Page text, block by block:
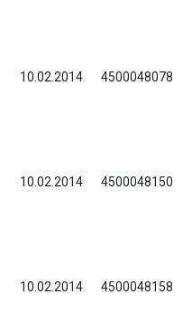
10.02.2014 4500048078
10.02.2014 4500048150
10.02.2014 4500048158